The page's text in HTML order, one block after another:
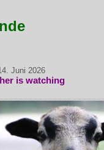
Juni 2026
is watching